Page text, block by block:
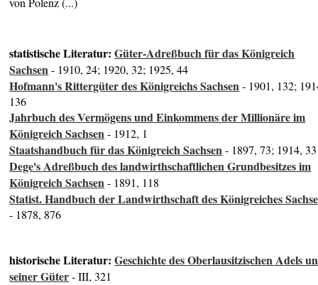
statistische Literatur:Güter-Adreßbuch für das Königreich
Sachsen- 1910, 24; 1920, 32; 1925, 44
Hofmann's Rittergüter des Königreichs Sachsen- 1901, 132;
136
Jahrbuch des Vermögens und Einkommens der Millionäre im
Königreich Sachsen- 1912, 1
Staatshandbuch für das Königreich Sachsen- 1897, 73; 1914, 33
Dege's Adreßbuch des landwirthschaftlichen Grundbesitzes im
Königreich Sachsen- 1891, 118
Statist. Handbuch der Landwirthschaft des Königreiches
- 1878, 876
historische Literatur:Geschichte des Oberlausitzischen Adels
seiner Güter- III, 321